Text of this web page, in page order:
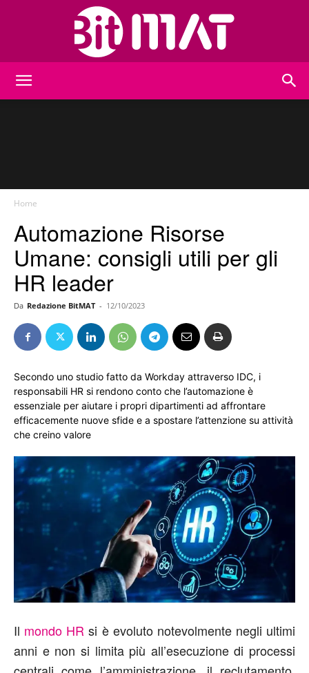
Home
Automazione Risorse
Umane: consigli utili per gli
HR leader
Da Redazione BitMAT - 12/10/2023
Secondo uno studio fatto da Workday attraverso IDC, i
responsabili HR si rendono conto che l’automazione è
essenziale per aiutare i propri dipartimenti ad affrontare
efficacemente nuove sfide e a spostare l’attenzione su attività
che creino valore
Il mondo HR si è evoluto notevolmente negli ultimi
anni e non si limita più all’esecuzione di processi